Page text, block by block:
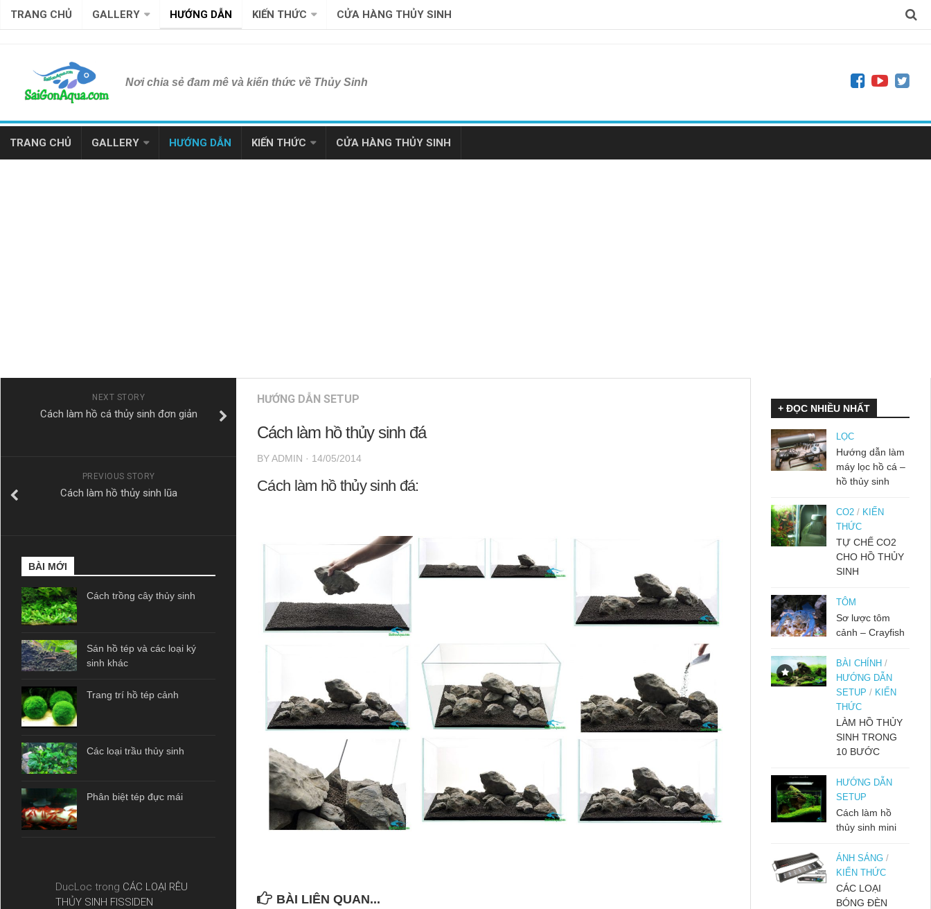
TRANG CHỦ GALLERY HƯỚNG DẪN KIẾN THỨC CỬA HÀNG THỦY SINH
Nơi chia sẻ đam mê và kiến thức về Thủy Sinh
TRANG CHỦ GALLERY HƯỚNG DẪN KIẾN THỨC CỬA HÀNG THỦY SINH
HƯỚNG DẪN SETUP
Cách làm hồ thủy sinh đá
BYADMIN · 14/05/2014
Cách làm hồ thủy sinh đá:
BÀI LIÊN QUAN...
NEXT STORY
Cách làm hồ cá thủy sinh đơn giản
PREVIOUS STORY
Cách làm hồ thủy sinh lũa
BÀI MỚI
Cách trồng cây thủy sinh
Sán hồ tép và các loại ký
sinh khác
Trang trí hồ tép cảnh
Các loại trầu thủy sinh
Phân biệt tép đực mái
DucLoc trong CÁC LOẠI RÊU
THỦY SINH FISSIDEN
+ ĐỌC NHIỀU NHẤT
LỌC
Hướng dẫn làm
máy lọc hồ cá –
hồ thủy sinh
CO2 / KIẾN
THỨC
TỰ CHẾ CO2
CHO HỒ THỦY
SINH
TÔM
Sơ lược tôm
cảnh – Crayfish
BÀI CHÍNH /
HƯỚNG DẪN
SETUP / KIẾN
THỨC
LÀM HỒ THỦY
SINH TRONG
10 BƯỚC
HƯỚNG DẪN
SETUP
Cách làm hồ
thủy sinh mini
ÁNH SÁNG /
KIẾN THỨC
CÁC LOẠI
BÓNG ĐÈN